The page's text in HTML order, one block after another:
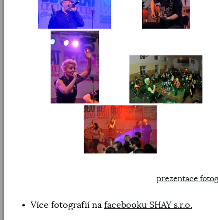
prezentace
Více fotografií na facebooku SHAY s.r.o.